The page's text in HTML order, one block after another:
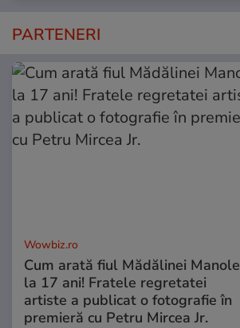
PARTENERI
Wowbiz.ro
Cum arată fiul Mădălinei Manole
la 17 ani! Fratele regretatei
artiste a publicat o fotografie în
premieră cu Petru Mircea Jr.